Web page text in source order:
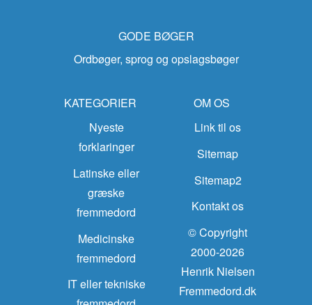
GODE BØGER
Ordbøger, sprog og opslagsbøger
KATEGORIER
Nyeste
forklaringer
Latinske eller
græske
fremmedord
Medicinske
fremmedord
IT eller tekniske
OM OS
Link til os
Sitemap
Sitemap2
Kontakt os
© Copyright
2000-2026
Henrik Nielsen
Fremmedord.dk